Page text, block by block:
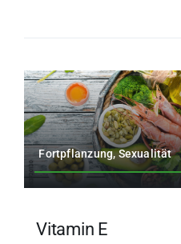
Fortpflanzung, Sexualität
Vitamin E